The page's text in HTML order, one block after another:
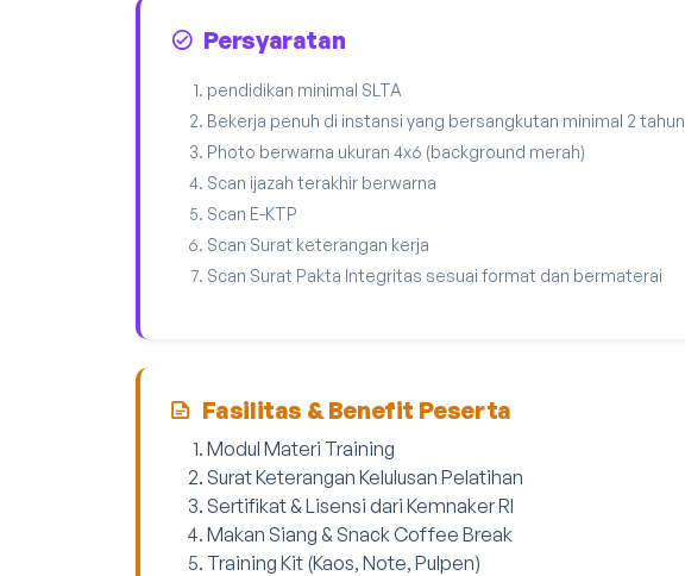
Persyaratan
pendidikan minimal SLTA
Bekerja penuh di instansi yang bersangkutan minimal 2 tahun
Photo berwarna ukuran 4x6 (background merah)
Scan ijazah terakhir berwarna
Scan E-KTP
Scan Surat keterangan kerja
Scan Surat Pakta Integritas sesuai format dan bermaterai
Fasilitas & Benefit Peserta
Modul Materi Training
Surat Keterangan Kelulusan Pelatihan
Sertifikat & Lisensi dari Kemnaker RI
Makan Siang & Snack Coffee Break
Training Kit (Kaos, Note, Pulpen)